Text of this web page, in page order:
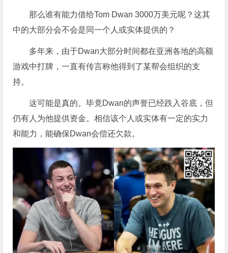
那么谁有能力借给Tom Dwan 3000万美元呢？这其
中的大部分会不会是同一个人或实体提供的？
多年来，由于Dwan大部分时间都在亚洲各地的高额
游戏中打牌，一直有传言称他得到了某帮会组织的支
持。
这可能是真的。毕竟Dwan的声誉已经跌入谷底，但
仍有人为他提供资金。相信该个人或实体有一定的实力
和能力，能确保Dwan会偿还欠款。